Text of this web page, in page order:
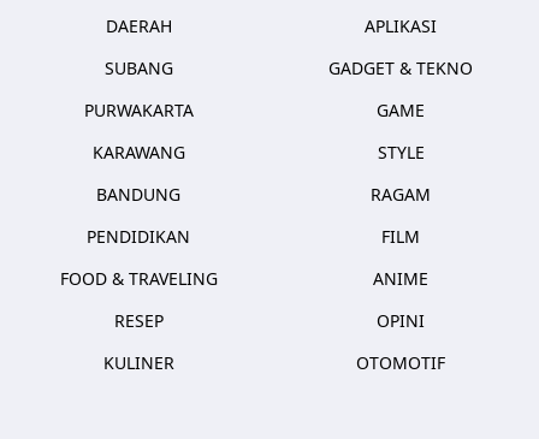
DAERAH
SUBANG
PURWAKARTA
KARAWANG
BANDUNG
PENDIDIKAN
FOOD & TRAVELING
RESEP
KULINER
APLIKASI
GADGET & TEKNO
GAME
STYLE
RAGAM
FILM
ANIME
OPINI
OTOMOTIF